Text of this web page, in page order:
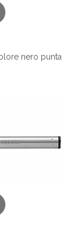
nero punta